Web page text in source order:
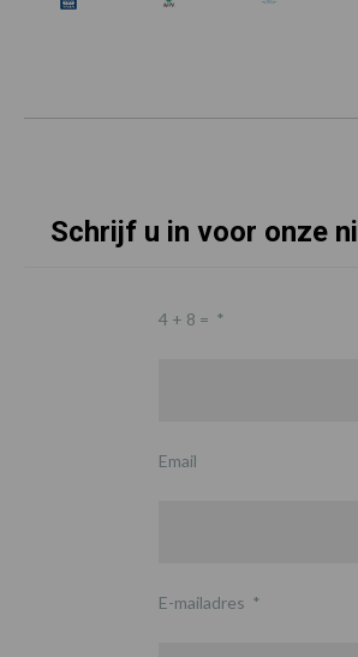
Schrijf u in voor onze
4 + 8 = *
Email
E-mailadres *